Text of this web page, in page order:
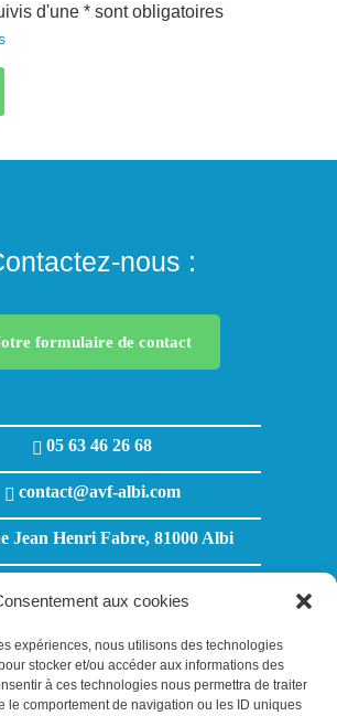
aux cookies
expériences, nous utilisons des technologies
stocker et/ou accéder aux informations des
à ces technologies nous permettra de traiter
le comportement de navigation ou les ID uniques
d'une * sont obligatoires
nous :
formulaire de contact
05 63 46 26 68
contact@avf-albi.com
Jean Henri Fabre, 81000 Albi
8h00 - 12h00 / 13h30 - 17h00